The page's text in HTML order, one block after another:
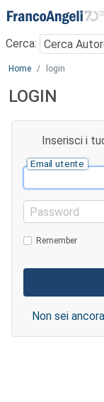
Menu
Cerca:
Main content
Home login
LOGIN
Inserisci i
Email utente
Password
Remember
Non sei